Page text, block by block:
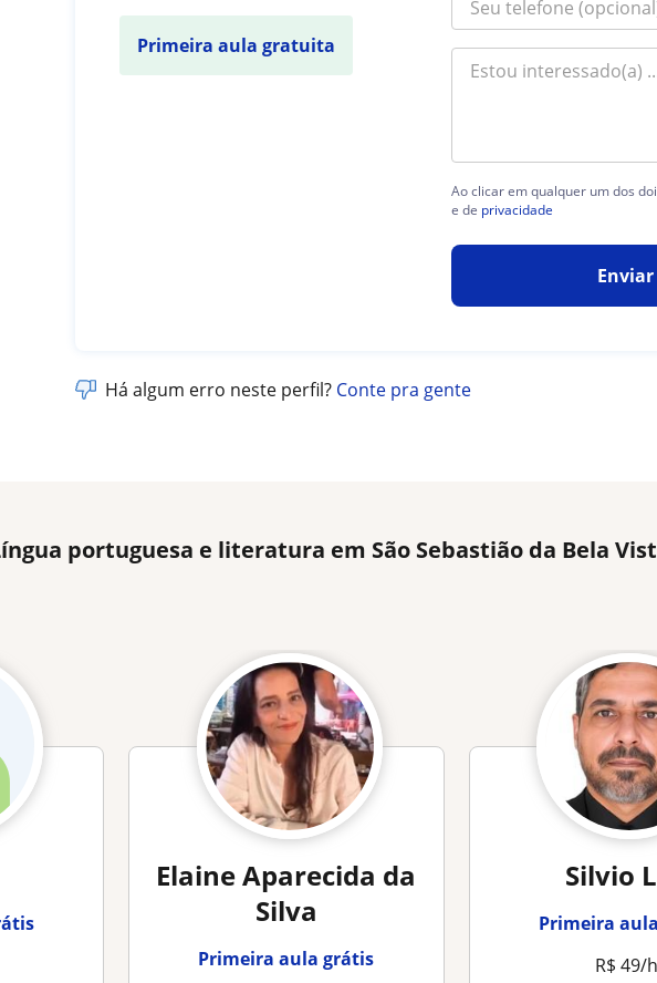
Primeira aula gratuita
Ao clicar em qualquer um dos
e de privacidade
Há algum erro neste perfil? Conte pra gente
portuguesa e literatura em São Sebastião da Bela
Elaine Aparecida da
Silva
Primeira aula grátis
Silvio
Primeira
R$ 49/h